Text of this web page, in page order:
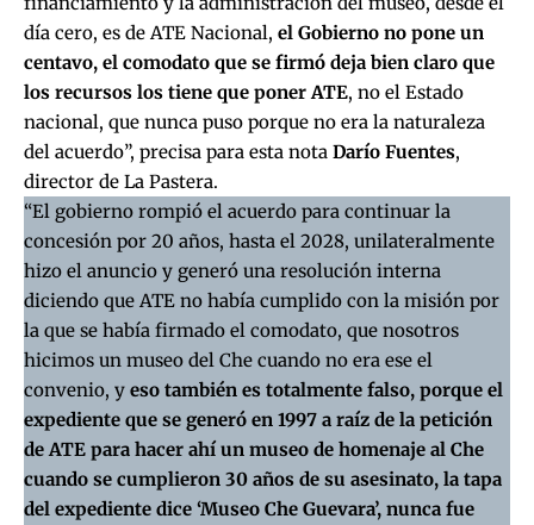
día cero, es de ATE Nacional, el Gobierno no pone un
centavo, el comodato que se firmó deja bien claro que
los recursos los tiene que poner ATE, no el Estado
nacional, que nunca puso porque no era la naturaleza
del acuerdo”, precisa para esta nota Darío Fuentes,
director de La Pastera.
“El gobierno rompió el acuerdo para continuar la
concesión por 20 años, hasta el 2028, unilateralmente
hizo el anuncio y generó una resolución interna
diciendo que ATE no había cumplido con la misión por
la que se había firmado el comodato, que nosotros
hicimos un museo del Che cuando no era ese el
convenio, y eso también es totalmente falso, porque el
expediente que se generó en 1997 a raíz de la petición
de ATE para hacer ahí un museo de homenaje al Che
cuando se cumplieron 30 años de su asesinato, la tapa
del expediente dice ‘Museo Che Guevara’, nunca fue